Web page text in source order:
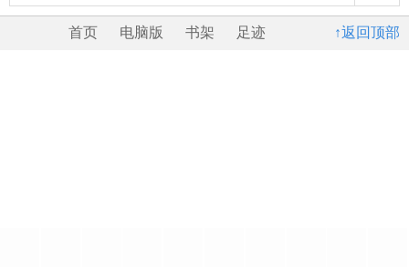
↑返回顶部
首页 电脑版 书架 足迹